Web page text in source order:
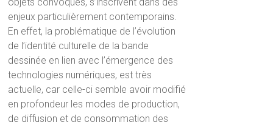
enjeux particulièrement contemporains.
En effet, la problématique de l’évolution
de l’identité culturelle de la bande
dessinée en lien avec l’émergence des
technologies numériques, est très
actuelle, car celle-ci semble avoir modifié
en profondeur les modes de production,
de diffusion et de consommation des